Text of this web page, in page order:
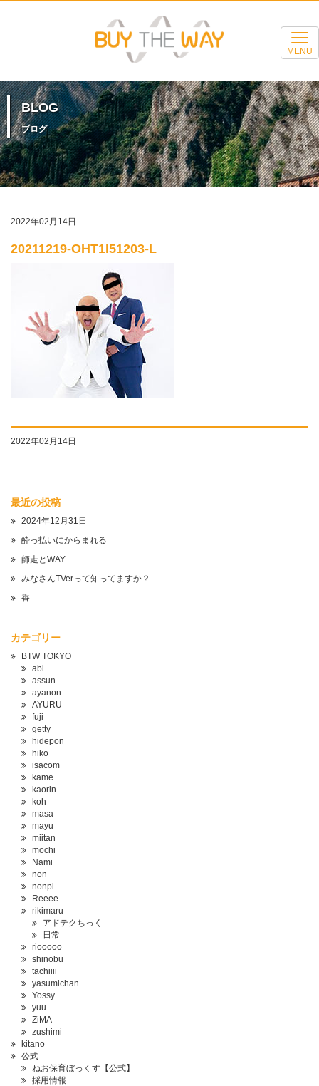
MENU
BLOG
ブログ
2022年02月14日
20211219-OHT1I51203-L
2022年02月14日
最近の投稿
2024年12月31日
酔っ払いにからまれる
師走とWAY
みなさんTVerって知ってますか？
香
カテゴリー
BTW TOKYO
abi
assun
ayanon
AYURU
fuji
getty
hidepon
hiko
isacom
kame
kaorin
koh
masa
mayu
miitan
mochi
Nami
non
nonpi
Reeee
rikimaru
アドテクちっく
日常
riooooo
shinobu
tachiiii
yasumichan
Yossy
yuu
ZiMA
zushimi
kitano
公式
ねお保育ぼっくす【公式】
採用情報